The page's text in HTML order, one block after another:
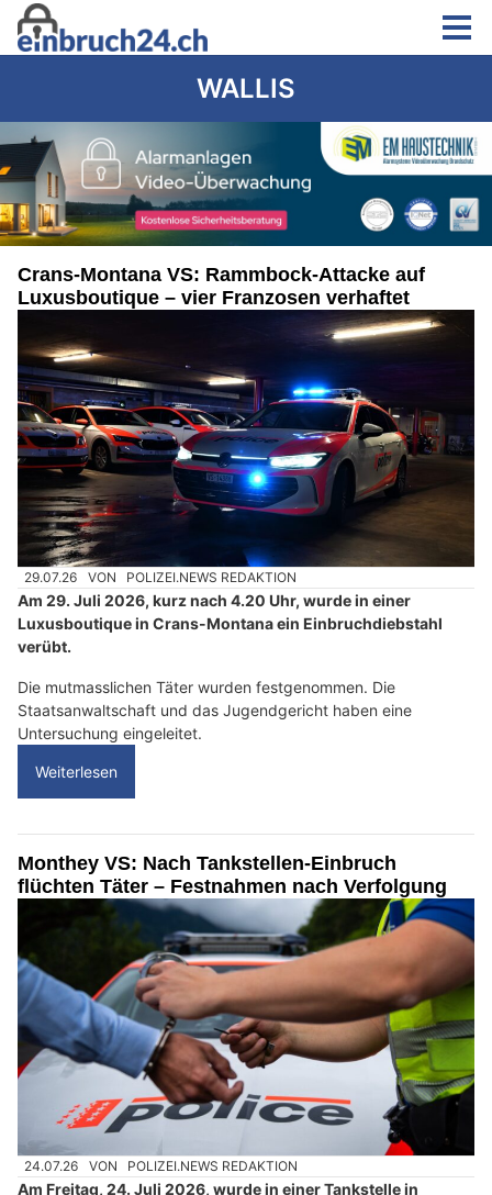
WALLIS
Crans-Montana VS: Rammbock-Attacke auf
Luxusboutique – vier Franzosen verhaftet
29.07.26 VON POLIZEI.NEWS REDAKTION
Am 29. Juli 2026, kurz nach 4.20 Uhr, wurde in einer
Luxusboutique in Crans-Montana ein Einbruchdiebstahl
verübt.
Die mutmasslichen Täter wurden festgenommen. Die
Staatsanwaltschaft und das Jugendgericht haben eine
Untersuchung eingeleitet.
Weiterlesen
Monthey VS: Nach Tankstellen-Einbruch
flüchten Täter – Festnahmen nach Verfolgung
24.07.26 VON POLIZEI.NEWS REDAKTION
Am Freitag, 24. Juli 2026, wurde in einer Tankstelle in